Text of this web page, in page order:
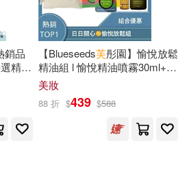
研究室(19)
事局(19)
銷品
精油
/盒
【Blueseeds芙彤園】愉悅放鬆
精油組 l 愉悅精油噴霧30ml+檸
檬滾珠精油2ml+草本奇妙薄荷
防護膏6g
美妝
88 折 $439 $588